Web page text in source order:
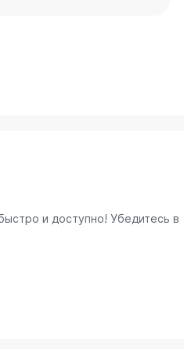
и доступно! Убедитесь в